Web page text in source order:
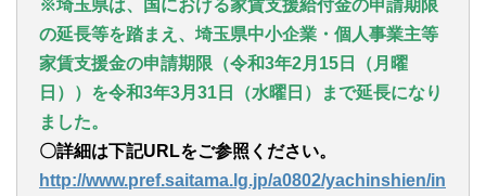
※埼玉県は、国における家賃支援給付金の申請期限
の延長等を踏まえ、埼玉県中小企業・個人事業主等
家賃支援金の申請期限（令和3年2月15日（月曜
日））を令和3年3月31日（水曜日）
まで延長になり
ました。
〇詳細は下記URLをご参照ください。
http://www.pref.saitama.lg.jp/a0802/yachinshien/in